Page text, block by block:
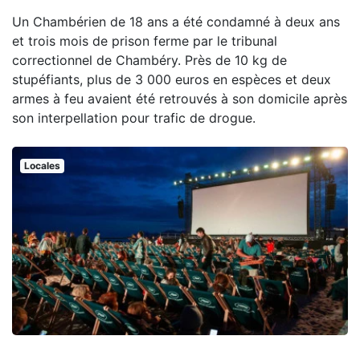
Un Chambérien de 18 ans a été condamné à deux ans
et trois mois de prison ferme par le tribunal
correctionnel de Chambéry. Près de 10 kg de
stupéfiants, plus de 3 000 euros en espèces et deux
armes à feu avaient été retrouvés à son domicile après
son interpellation pour trafic de drogue.
Locales